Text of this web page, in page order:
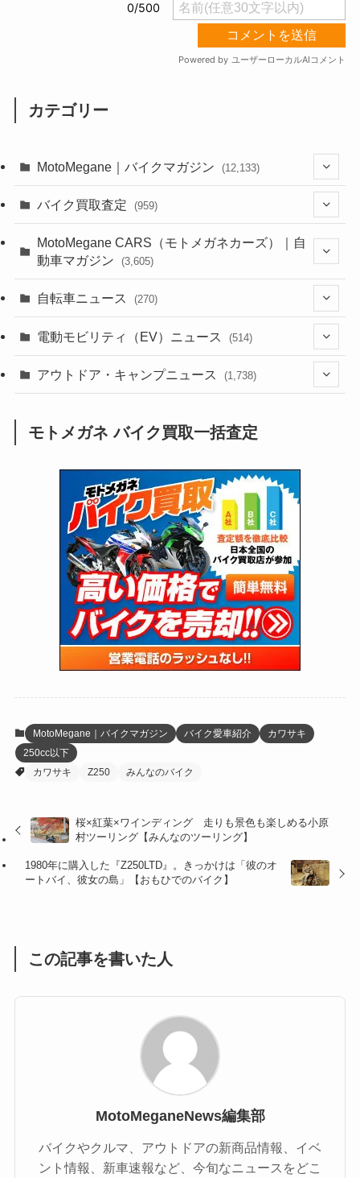
カテゴリー
MotoMegane｜バイクマガジン (12,133)
(44)
(638)
(118)
(60)
(31)
(51)
(34)
(5)
(12)
(63)
(109)
(252)
(38)
(24)
(16)
(25)
(24)
(47)
(15)
(5)
(249)
(64)
(16)
(62)
(4)
(6)
(17)
(5)
(306)
(6,956)
(2,473)
(249)
(1,226)
(12)
(131)
(38)
(131)
(167)
(85)
(21)
(61)
(171)
(98)
(13)
(60)
(274)
(171)
(38)
(47)
(59)
(47)
(66)
(16)
(141)
(255)
(204)
(1,141)
(166)
(23)
(33)
(34)
(35)
(41)
(415)
(16)
バイク買取査定 (959)
(352)
MotoMegane CARS（モトメガネカーズ）｜自
動車マガジン
(3,605)
(185)
(137)
(73)
(2,744)
(126)
(170)
自転車ニュース (270)
(54)
(211)
電動モビリティ（EV）ニュース (514)
(132)
(171)
(118)
(27)
アウトドア・キャンプニュース (1,738)
(1,605)
(147)
(13)
(19)
(12)
(16)
(16)
(1)
モトメガネ バイク買取一括査定
MotoMegane｜バイクマガジン バイク愛車紹介
カワサキ
250cc以下
カワサキ
Z250 みんなのバイク
桜×紅葉×ワインディング 走りも景色も楽しめる小原
村ツーリング【みんなのツーリング】
1980年に購入した『Z250LTD』。きっかけは「彼のオ
ートバイ、彼女の島」【おもひでのバイク】
この記事を書いた人
MotoMeganeNews編集部
バイクやクルマ、アウトドアの新商品情報、イベ
ント情報、新車速報など、今旬なニュースをどこ